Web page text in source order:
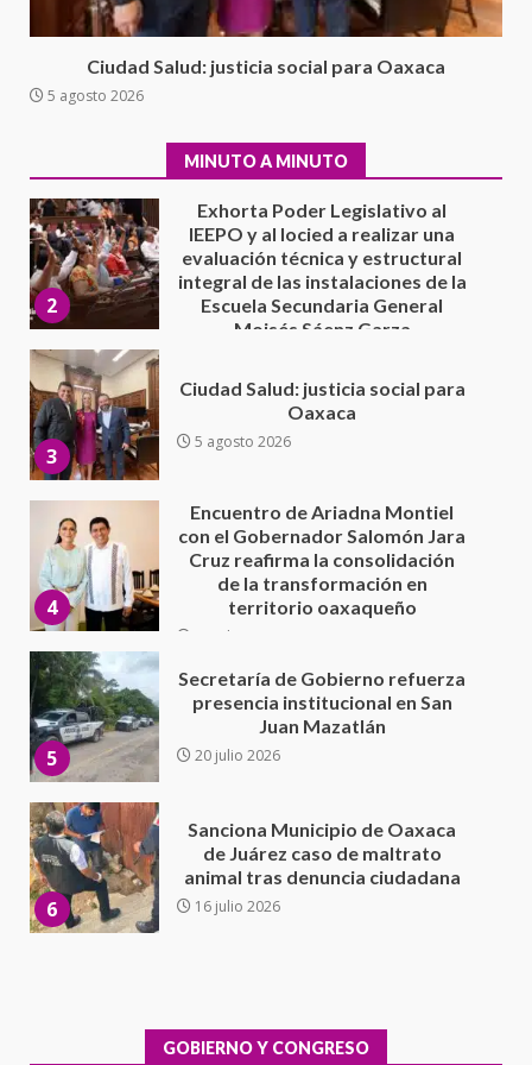
Ciudad Salud: justicia social para Oaxaca
5 agosto 2026
MINUTO A MINUTO
7 agosto 2026
Exhorta Poder Legislativo al
IEEPO y al Iocied a realizar una
Escuela Secundaria General
Moisés Sáenz Garza
5 agosto 2026
3
Ciudad Salud: justicia social para
Oaxaca
5 agosto 2026
4
con el Gobernador Salomón Jara
Cruz reafirma la consolidación
de la transformación en
5
Secretaría de Gobierno refuerza
presencia institucional en San
Juan Mazatlán
20 julio 2026
6
Sanciona Municipio de Oaxaca
de Juárez caso de maltrato
animal tras denuncia ciudadana
16 julio 2026
7
California; FGR lo investiga por
presuntos delitos de
delincuencia organizada y
contrabando
1
Xanica: Jesús Romero
GOBIERNO Y CONGRESO